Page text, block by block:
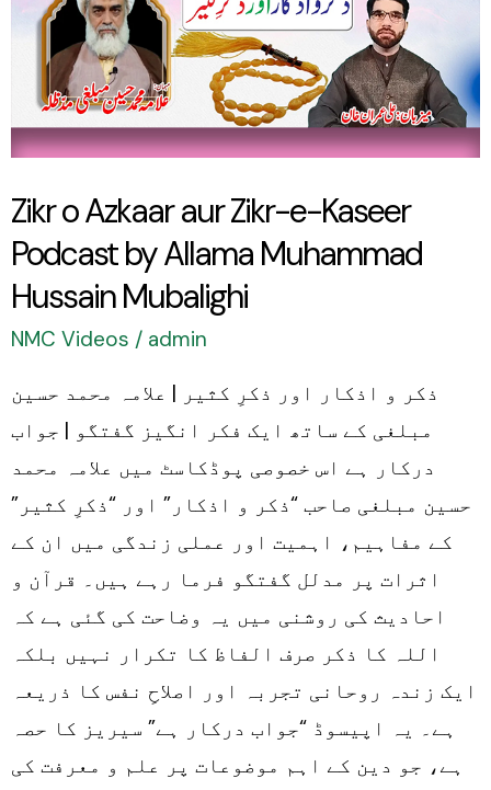
Zikr o Azkaar aur Zikr-e-Kaseer
Podcast by Allama Muhammad
Hussain Mubalighi
NMC Videos / admin
ذکر و اذکار اور ذکرِ کثیر | علامہ محمد حسین
مبلغی کے ساتھ ایک فکر انگیز گفتگو | جواب
درکار ہے اس خصوصی پوڈکاسٹ میں علامہ محمد
حسین مبلغی صاحب “ذکر و اذکار” اور “ذکرِ کثیر”
کے مفاہیم، اہمیت اور عملی زندگی میں ان کے
اثرات پر مدلل گفتگو فرما رہے ہیں۔ قرآن و
احادیث کی روشنی میں یہ وضاحت کی گئی ہے کہ
اللہ کا ذکر صرف الفاظ کا تکرار نہیں بلکہ
ایک زندہ روحانی تجربہ اور اصلاحِ نفس کا ذریعہ
ہے۔ یہ اپیسوڈ “جواب درکار ہے” سیریز کا حصہ
ہے، جو دین کے اہم موضوعات پر علم و معرفت کی
Kaseer
Podcast
by
Muhammad
Hussain
Mubalighi